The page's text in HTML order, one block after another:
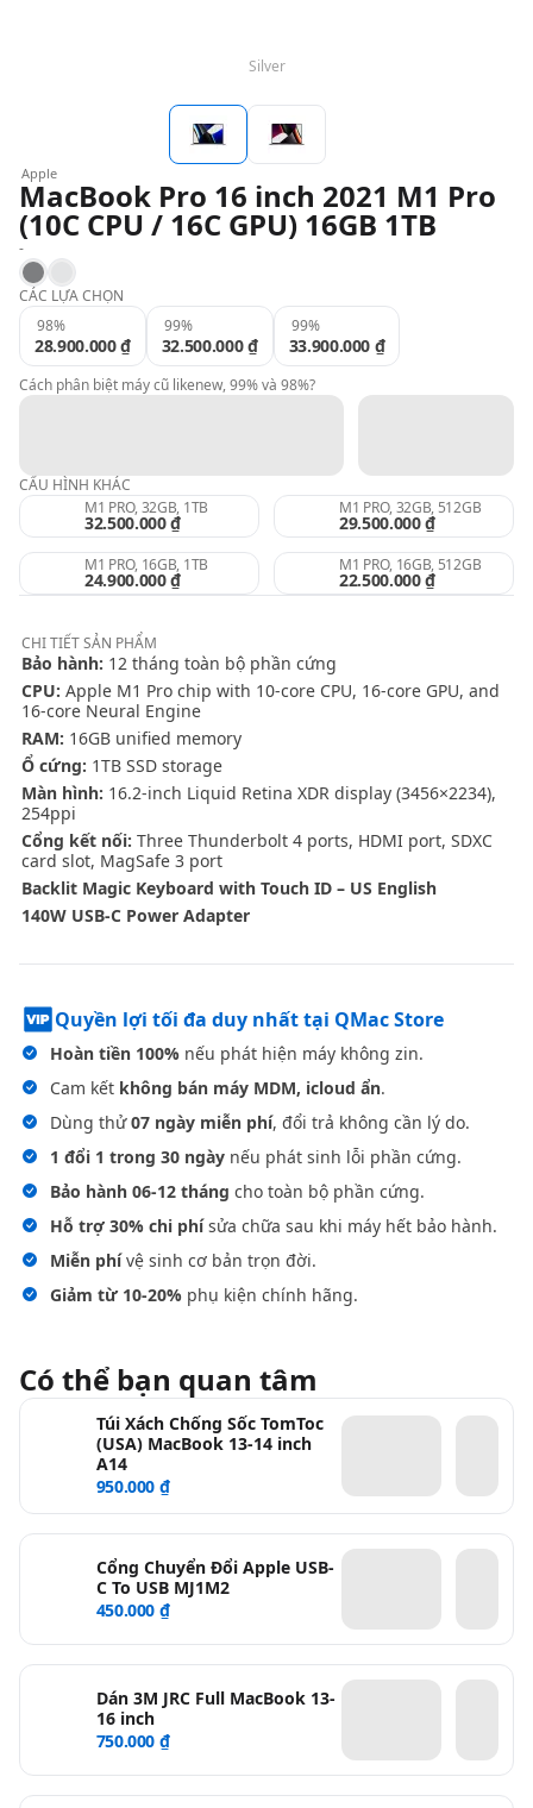
Silver
Apple
MacBook Pro 16 inch 2021 M1 Pro
(10C CPU / 16C GPU) 16GB 1TB
-
Space Gray
Silver
CÁC LỰA CHỌN
98%
28.900.000 ₫
99%
32.500.000 ₫
99%
33.900.000 ₫
Cách phân biệt máy cũ likenew, 99% và 98%?
CẤU HÌNH KHÁC
M1 PRO, 32GB, 1TB
32.500.000 ₫
M1 PRO, 32GB, 512GB
29.500.000 ₫
M1 PRO, 16GB, 1TB
24.900.000 ₫
M1 PRO, 16GB, 512GB
22.500.000 ₫
CHI TIẾTSẢN PHẨM
Bảo hành: 12 tháng toàn bộ phần cứng
CPU: Apple M1 Pro chip with 10‑core CPU, 16‑core GPU, and
16‑core Neural Engine
RAM: 16GB unified memory
Ổ cứng: 1TB SSD storage
Màn hình: 16.2-inch Liquid Retina XDR display (3456×2234),
254ppi
Cổng kết nối: Three Thunderbolt 4 ports, HDMI port, SDXC
card slot, MagSafe 3 port
Backlit Magic Keyboard with Touch ID – US English
140W USB-C Power Adapter
Quyền lợi tối đa duy nhất tại QMac Store
Hoàn tiền 100% nếu phát hiện máy không zin.
Cam kết không bán máy MDM, icloud ẩn.
Dùng thử07 ngày miễn phí, đổi trả không cần lý do.
1 đổi 1 trong 30 ngày nếu phát sinh lỗi phần cứng.
Bảo hành 06-12 tháng cho toàn bộ phần cứng.
Hỗ trợ 30% chi phísửa chữa sau khi máy hết bảo hành.
Miễn phívệ sinh cơ bản trọn đời.
Giảm từ 10-20% phụ kiện chính hãng.
Có thể bạn quan tâm
Túi Xách Chống Sốc TomToc
(USA) MacBook 13-14 inch
A14
950.000 ₫
Cổng Chuyển Đổi Apple USB-
C To USB MJ1M2
450.000 ₫
Dán 3M JRC Full MacBook 13-
16 inch
750.000 ₫